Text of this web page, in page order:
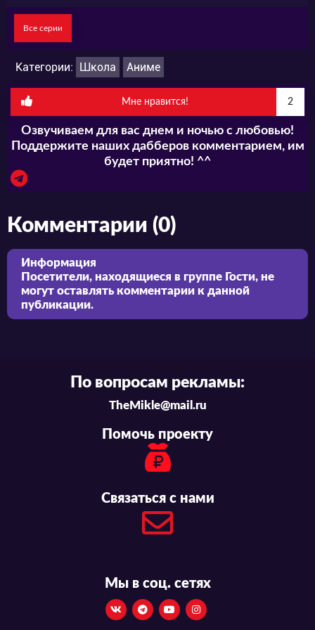
одноклассников. Только школьник не
намерен отступать, он твердо решил
осуществить задуманное и поэтому пойдет
до конца, пока не добьется желаемого и не
выступит перед учениками и педагогами.
Все серии
Категории: Школа Аниме
Мне нравится! 2
Озвучиваем для вас днем и ночью с любовью!
Поддержите наших дабберов комментарием, им
будет приятно! ^^
Комментарии (0)
Информация
Посетители, находящиеся в группе Гости, не
могут оставлять комментарии к данной
публикации.
По вопросам рекламы:
TheMikle@mail.ru
Помочь проекту
Связаться с нами
Мы в соц. сетях